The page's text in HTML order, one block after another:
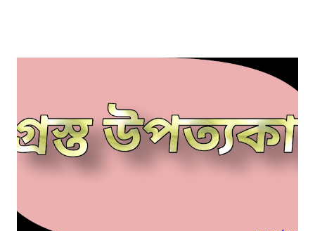
তিথিতে পৃথিবীর একই পাশে একই সরলরেখায় চাঁদ ও সূর্য অবস্থান করে। পূর্ণিমা তিথিতে
সূর্য ও চাঁদের মাঝে পৃথিবী একই সরলরেখায় অবস্থান করে। কৃষ্ণ ও শুক্ল পক্ষের অষ্টমীত...